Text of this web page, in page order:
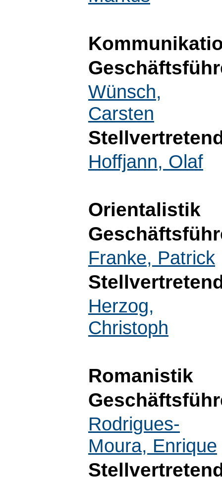
Wünsch,
Carsten
Hoffjann, Olaf
Orientalistik
Franke, Patrick
Herzog,
Christoph
Romanistik
Rodrigues-
Moura, Enrique